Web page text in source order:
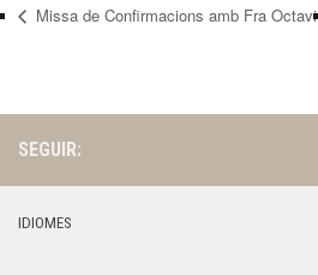
Missa de Confirmacions amb Fra Octavi
SEGUIR:
IDIOMES